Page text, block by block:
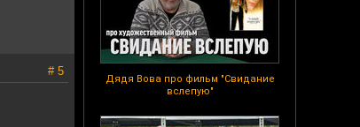
Дядя Вова про фильм "Свидание
вслепую"
# 5